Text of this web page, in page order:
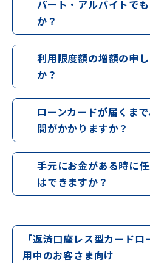
パート・アルバイトで
か？
利用限度額の増額の申
か？
ローンカードが届くま
間がかかりますか？
手元にお金がある時に
はできますか？
「返済口座レス型カード
用中のお客さま向け